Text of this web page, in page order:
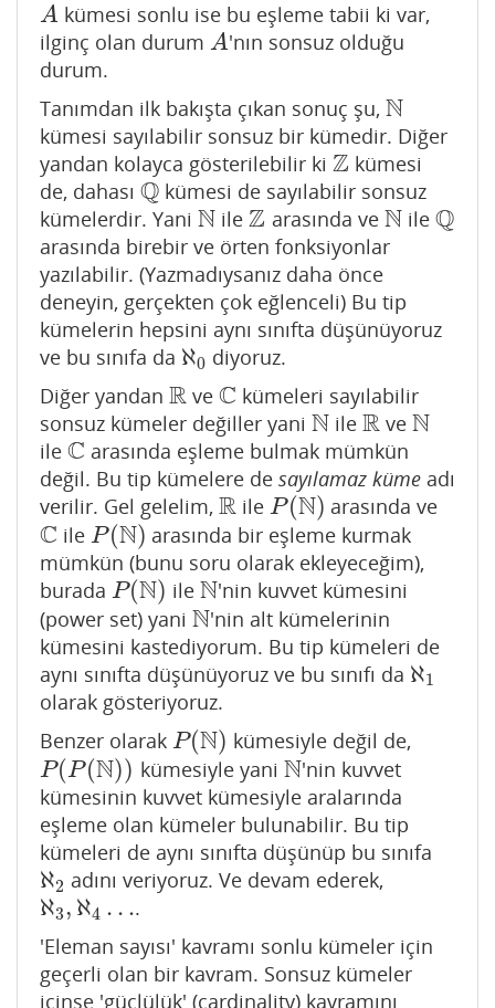
A
A kümesi sonlu ise bu eşleme tabii ki var,
ilginç olan durum A
A 'nın sonsuz olduğu
durum.
Tanımdan ilk bakışta çıkan sonuç şu, N
N
kümesi sayılabilir sonsuz bir kümedir. Diğer
yandan kolayca gösterilebilir ki Z
Z kümesi
de, dahası Q
Qkümesi de sayılabilir sonsuz
kümelerdir. Yani N
N ileZ
Z arasında ve N
Nile Q
Q
arasında birebir ve örten fonksiyonlar
yazılabilir. (Yazmadıysanız daha önce
deneyin, gerçekten çok eğlenceli) Bu tip
kümelerin hepsini aynı sınıfta düşünüyoruz
ve bu sınıfa da ℵ0
ℵ0 diyoruz.
Diğer yandan R
R veC
C kümeleri sayılabilir
sonsuz kümeler değiller yani N
N ileR
R veN
N
ile C
C arasında eşleme bulmak mümkün
değil. Bu tip kümelere de sayılamaz küme adı
verilir. Gel gelelim, R
R ileP(N)
P(N) arasında ve
C
C ileP(N)
P(N)
arasında bir eşleme kurmak
mümkün (bunu soru olarak ekleyeceğim),
burada P(N)
P(N) ileN
N'nin kuvvet kümesini
(power set) yani N
N'nin alt kümelerinin
kümesini kastediyorum. Bu tip kümeleri de
aynı sınıfta düşünüyoruz ve bu sınıfı da ℵ1
ℵ1
olarak gösteriyoruz.
Benzer olarak P(N)
P(N) kümesiyle değil de,
P(P(N))
P(P(N)) kümesiyle yani N
N'nin kuvvet
kümesinin kuvvet kümesiyle aralarında
eşleme olan kümeler bulunabilir. Bu tip
kümeleri de aynı sınıfta düşünüp bu sınıfa
ℵ2
ℵ2 adını veriyoruz. Ve devam ederek,
ℵ3, ℵ4 …
ℵ3,ℵ4…
.
'Eleman sayısı' kavramı sonlu kümeler için
geçerli olan bir kavram. Sonsuz kümeler
içinse 'güçlülük' (cardinality) kavramını